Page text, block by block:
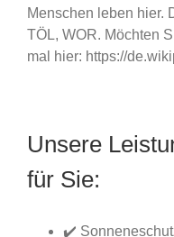
Menschen leben hier.
TÖL, WOR. Möchten
mal hier: https://
Unsere
für Sie:
✔️